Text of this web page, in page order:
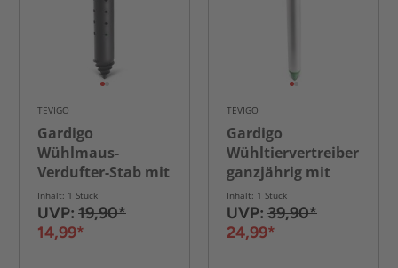
TEVIGO
Gardigo
Wühlmaus-
Verdufter-Stab mit
Duft
Inhalt: 1 Stück
UVP: 19,90*
14,99*
TEVIGO
Gardigo
Wühltiervertreiber
ganzjährig mit
Solar-Wechselkopf
Inhalt: 1 Stück
UVP: 39,90*
24,99*